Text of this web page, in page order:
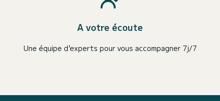
A votre écoute
Une équipe d'experts pour vous accompagner 7j/7